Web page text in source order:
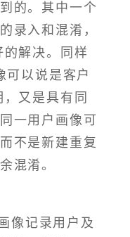
的。其中一个
录入和混淆，
解决。同样
可以说是客户
又是具有同
一用户画像可
不是新建重复
混淆。
像记录用户及